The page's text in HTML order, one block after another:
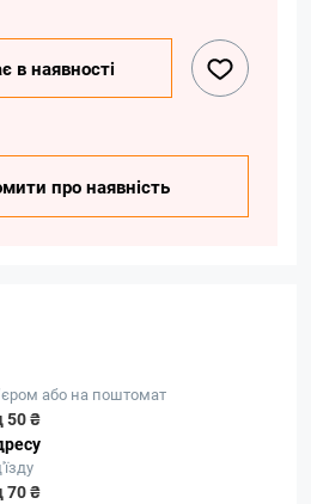
в наявності
про наявність
або на поштомат
50 ₴
70 ₴